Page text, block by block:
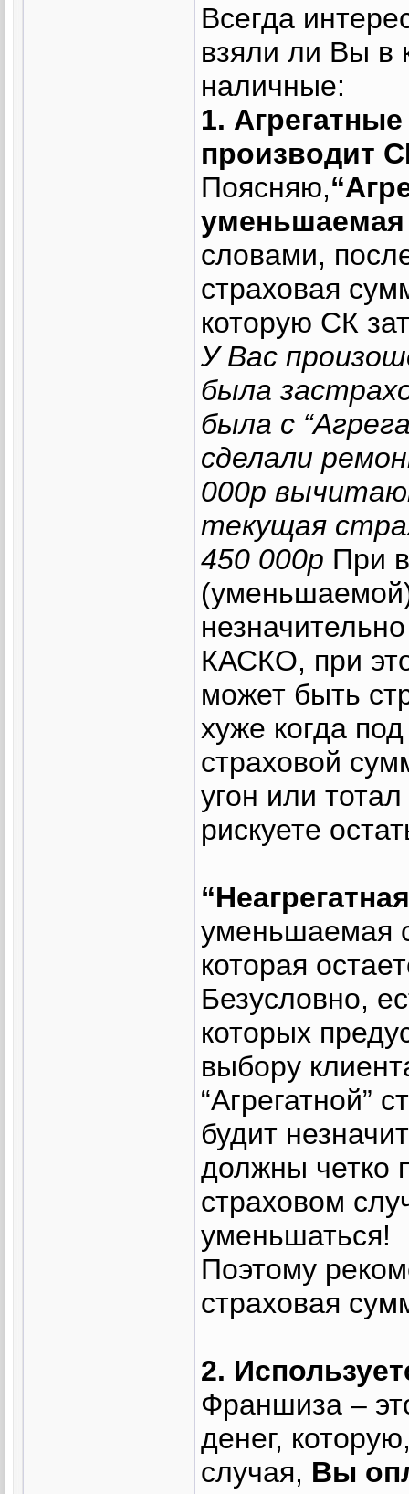
Всегда
взяли ли Вы в
наличные:
1.
производит
Поясняю,
уменьшаемая
словами,
страховая
которую СК
У Вас
была
была с
сделали
000р
текущая
450 000р При
КАСКО, при
может быть
хуже когда
страховой
угон или
рискуете
уменьшаемая
которая
Безусловно,
которых
выбору
“Агрегатной”
будит
должны четко
страховом
уменьшаться!
Поэтому
страховая
2.
Франшиза –
денег,
случая, Вы